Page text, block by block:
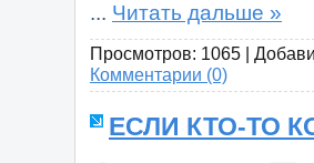
... Читать дальше »
Просмотров: 1065 |
Комментарии (0)
ЕСЛИ КТО-ТО